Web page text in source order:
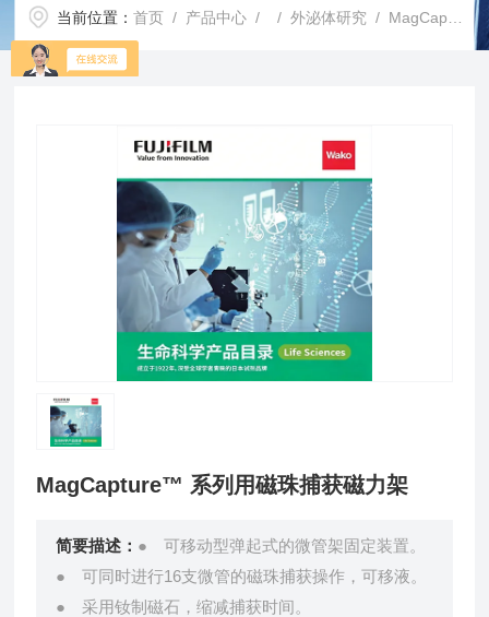
当前位置：首页 / 产品中心 / /外泌体研究 / MagCapture™ 系列用磁珠捕获磁力架
MagCapture™ 系列用磁珠捕获磁力架
简要描述： ● 可移动型弹起式的微管架固定装置。
● 可同时进行16支微管的磁珠捕获操作，可移液。
● 采用钕制磁石，缩减捕获时间。